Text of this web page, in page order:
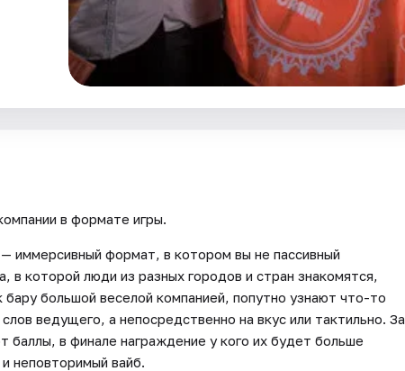
в формате игры.
иммерсивный формат, в котором вы не пассивный
в которой люди из разных городов и стран знакомятся,
большой веселой компанией, попутно узнают что-то
ведущего, а непосредственно на вкус или тактильно. За
баллы, в финале награждение у кого их будет больше
неповторимый вайб.